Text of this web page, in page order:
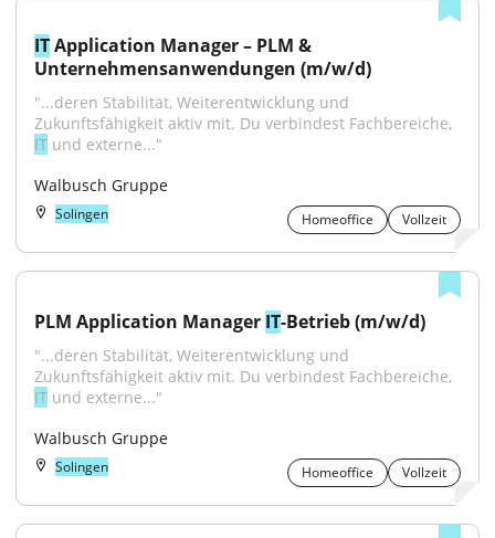
IT Application Manager – PLM &
Unternehmensanwendungen (m/w/d)
"...deren Stabilität, Weiterentwicklung und
IT und externe..."
Walbusch Gruppe
Solingen Homeoffice Vollzeit
PLM Application Manager IT-Betrieb (m/w/d)
"...deren Stabilität, Weiterentwicklung und
IT und externe..."
Walbusch Gruppe
Solingen Homeoffice Vollzeit